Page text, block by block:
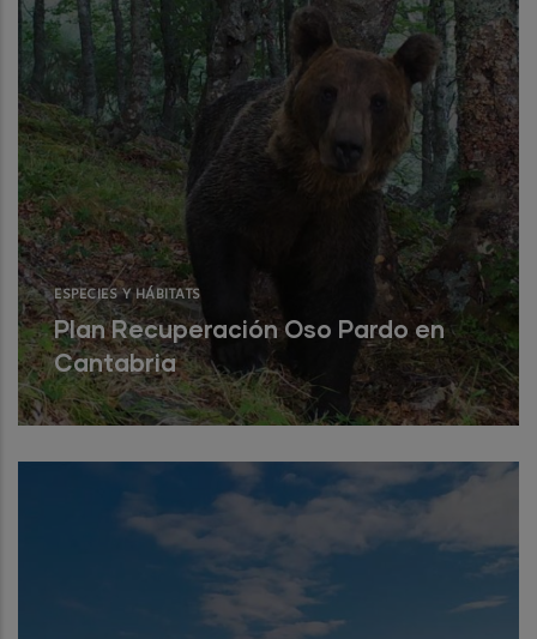
ESPECIES Y HÁBITATS
Plan Recuperación Oso Pardo en
Cantabria
Apoyo técnico para la elaboración y
tramitación del instrumento de
planificación del Oso pardo en Cantabria.
Read More